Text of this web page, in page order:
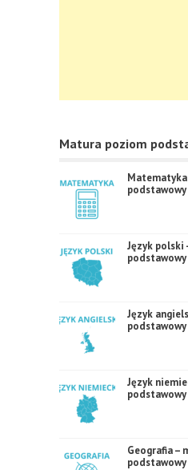
Matura poziom
podstawowy
Język polski
podstawowy
Język
podstawowy
Język
podstawowy
Geografia –
podstawowy